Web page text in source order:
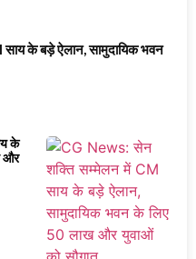
के बड़े ऐलान, सामुदायिक भवन
के
और